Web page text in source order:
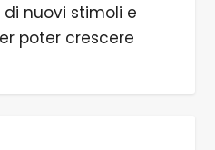
nuovi stimoli e
poter crescere